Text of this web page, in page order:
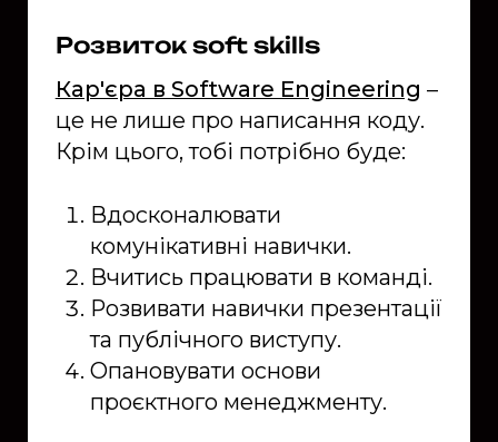
Розвиток soft skills
Кар'єра в Software Engineering –
це не лише про написання коду.
Крім цього, тобі потрібно буде:
Вдосконалювати
комунікативні навички.
Вчитись працювати в команді.
Розвивати навички презентації
та публічного виступу.
Опановувати основи
проєктного менеджменту.